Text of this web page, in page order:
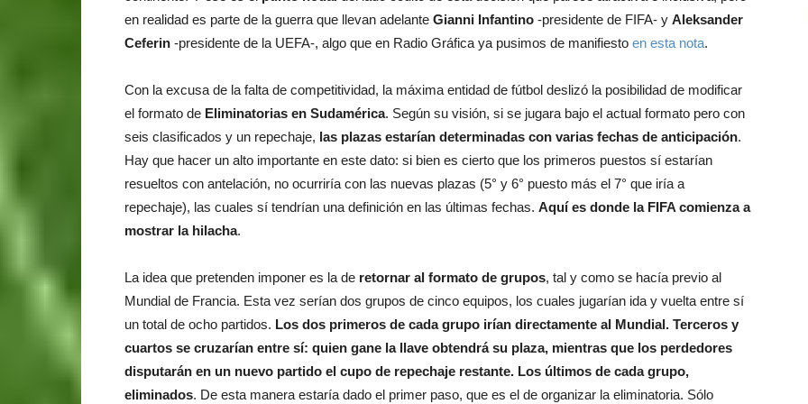
en realidad es parte de la guerra que llevan adelante Gianni Infantino -presidente de FIFA- y Aleksander
Ceferin -presidente de la UEFA-, algo que en Radio Gráfica ya pusimos de manifiesto en esta nota.
Con la excusa de la falta de competitividad, la máxima entidad de fútbol deslizó la posibilidad de modificar
el formato de Eliminatorias en Sudamérica. Según su visión, si se jugara bajo el actual formato pero con
seis clasificados y un repechaje, las plazas estarían determinadas con varias fechas de anticipación.
Hay que hacer un alto importante en este dato: si bien es cierto que los primeros puestos sí estarían
resueltos con antelación, no ocurriría con las nuevas plazas (5° y 6° puesto más el 7° que iría a
repechaje), las cuales sí tendrían una definición en las últimas fechas. Aquí es donde la FIFA comienza a
mostrar la hilacha.
La idea que pretenden imponer es la de retornar al formato de grupos, tal y como se hacía previo al
Mundial de Francia. Esta vez serían dos grupos de cinco equipos, los cuales jugarían ida y vuelta entre sí
un total de ocho partidos. Los dos primeros de cada grupo irían directamente al Mundial. Terceros y
cuartos se cruzarían entre sí: quien gane la llave obtendrá su plaza, mientras que los perdedores
disputarán en un nuevo partido el cupo de repechaje restante. Los últimos de cada grupo,
eliminados. De esta manera estaría dado el primer paso, que es el de organizar la eliminatoria. Sólo